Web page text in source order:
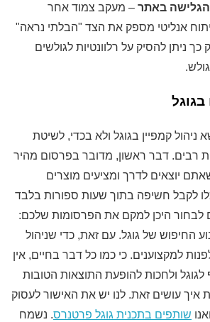
באתר – מעקב צמוד אחר
אנליטי מספק את הצד "הבלתי נראה"
כך ניתן להסיק על רלוונטיות לגולשים
ניהול קמפיין בגוגל ולא בכדי, לשיטת
רבים. דבר ראשון, מדובר בפרסום מהיר
יוצאים לדרך ומציעים מוצרים
לקבל חשיפה בתוך שעות ספורות בלבד
לבחור היכן למקם את הפרסומות שלכם:
החיפוש של גוגל. עם זאת, כדי שניהול
למקצוענים. כי כמו כל דבר בחיים, אין
ולחכות להופעת התוצאות הטובות
איך עושים זאת. לנו יש את האישור לעסוק
שותפים בתכנית גוגל פרטנרס. נשמח